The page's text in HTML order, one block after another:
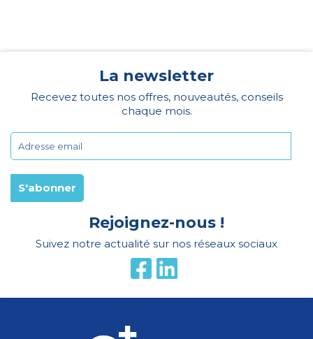
La newsletter
Recevez toutes nos offres, nouveautés, conseils
chaque mois.
Rejoignez-nous !
Suivez notre actualité sur nos réseaux sociaux